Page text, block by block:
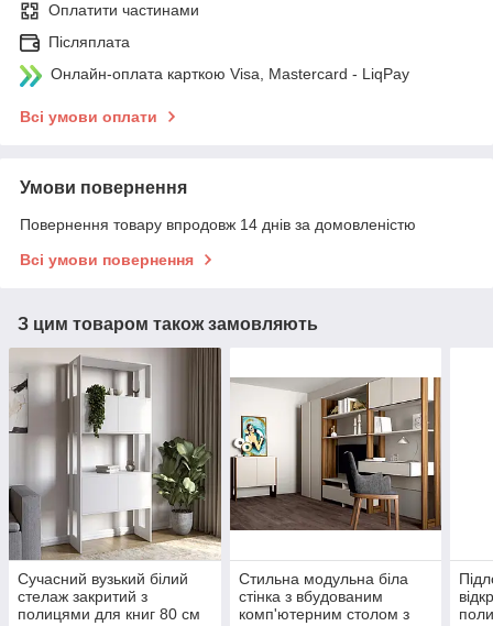
Оплатити частинами
Післяплата
Онлайн-оплата карткою Visa, Mastercard - LiqPay
Всі умови оплати
Умови повернення
Повернення товару впродовж 14 днів за домовленістю
Всі умови повернення
З цим товаром також замовляють
Сучасний вузький білий
стелаж закритий з
полицями для книг 80 см
Стильна модульна біла
стінка з вбудованим
комп'ютерним столом з